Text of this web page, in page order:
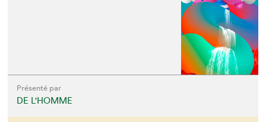
Présenté par
DE L'HOMME